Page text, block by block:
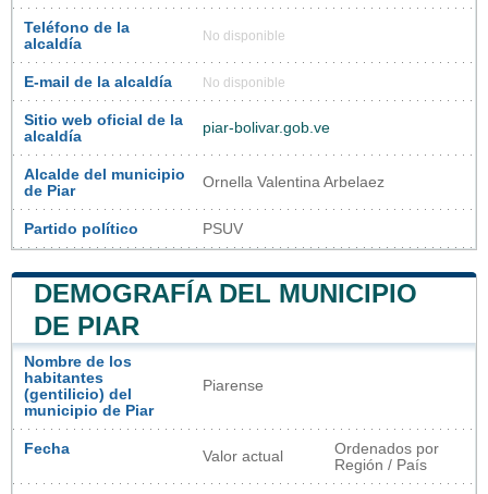
Teléfono de la
alcaldía
No disponible
E-mail de la alcaldía No disponible
Sitio web oficial de la
alcaldía
piar-bolivar.gob.ve
Alcalde del municipio
de Piar
Ornella Valentina Arbelaez
Partido político PSUV
DEMOGRAFÍA DEL MUNICIPIO
DE PIAR
Nombre de los
habitantes
(gentilicio) del
municipio de Piar
Piarense
Fecha Valor actual
Ordenados por
Región / País